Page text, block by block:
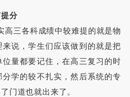
分
三各科成绩中较难提的就是物
说，学生们应该做到的就是把
量都要记住，在高三复习的时
学的较不扎实，然后系统的专
门道也就出来了。